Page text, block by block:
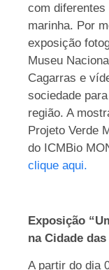
com
marinha. Por
exposição
Museu
Cagarras e
sociedade
região. A
Projeto Verde
do ICMBio
clique aqui.
Exposição
na Cidade
A partir do dia